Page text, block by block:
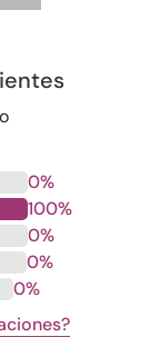
0%
100%
0%
0%
0%